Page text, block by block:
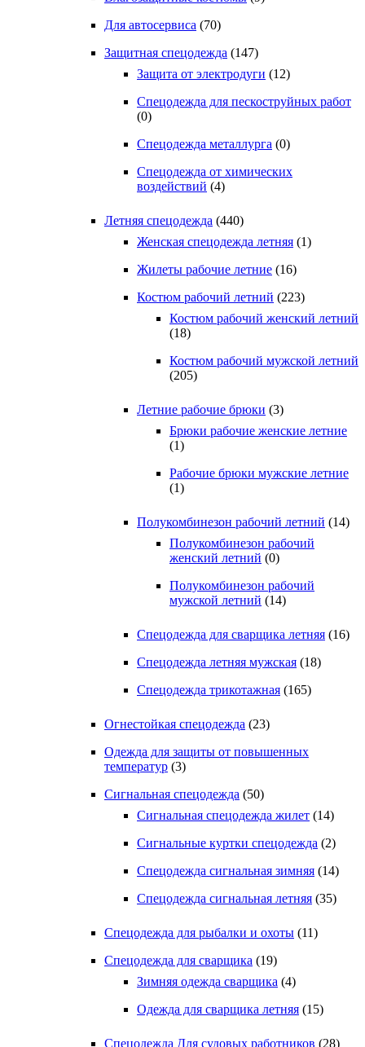
Для автосервиса (70)
Защитная спецодежда (147)
Защита от электродуги (12)
Спецодежда для пескоструйных работ
(0)
Спецодежда металлурга (0)
Спецодежда от химических
воздействий (4)
Летняя спецодежда (440)
Женская спецодежда летняя (1)
Жилеты рабочие летние (16)
Костюм рабочий летний (223)
Костюм рабочий женский летний
(18)
Костюм рабочий мужской летний
(205)
Летние рабочие брюки (3)
Брюки рабочие женские летние
(1)
Рабочие брюки мужские летние
(1)
Полукомбинезон рабочий летний (14)
Полукомбинезон рабочий
женский летний (0)
Полукомбинезон рабочий
мужской летний (14)
Спецодежда для сварщика летняя (16)
Спецодежда летняя мужская (18)
Спецодежда трикотажная (165)
Огнестойкая спецодежда (23)
Одежда для защиты от повышенных
температур (3)
Сигнальная спецодежда (50)
Сигнальная спецодежда жилет (14)
Сигнальные куртки спецодежда (2)
Спецодежда сигнальная зимняя (14)
Спецодежда сигнальная летняя (35)
Спецодежда для рыбалки и охоты (11)
Спецодежда для сварщика (19)
Зимняя одежда сварщика (4)
Одежда для сварщика летняя (15)
Спецодежда Для судовых работников (28)